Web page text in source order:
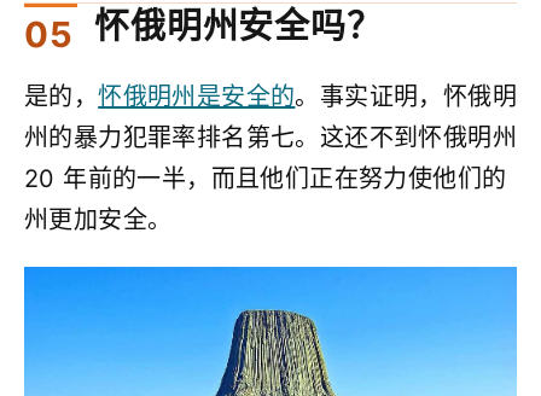
怀俄明州安全吗？
是的，怀俄明州是安全的。事实证明，怀俄明
州的暴力犯罪率排名第七。这还不到怀俄明州
20 年前的一半，而且他们正在努力使他们的
州更加安全。